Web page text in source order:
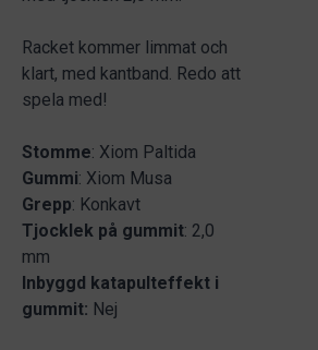
Racket kommer limmat och
klart, med kantband. Redo att
spela med!
Stomme: Xiom Paltida
Gummi: Xiom Musa
Grepp: Konkavt
Tjocklek på gummit: 2,0
mm
Inbyggd katapulteffekt i
gummit: Nej